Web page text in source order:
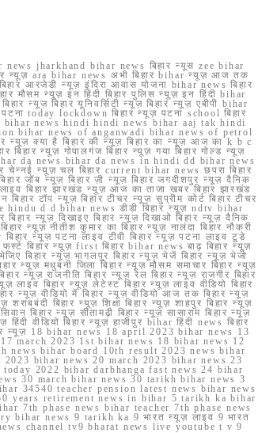
jharkhand bihar news बिहार न्यूस zee bihar
न्यूज़ ara bihar news अभी बिहार bihar न्यूज़ आज तक
आरजेडी न्यूज़ इंदिरा आवास योजना bihar news बिहार
मौसम न्यूज़ इन हिंदी बिहार पुलिस न्यूज़ इन हिंदी bihar
न्यूज़ बिहार यूनिवर्सिटी न्यूज़ बिहार न्यूज़ एबीपी bihar
today lockdown बिहार न्यूज़ पटना school बिहार
bihar news hindi hindi news bihar aaj tak hindi
bihar news of anganwadi bihar news of petrol
न्यूज़ क्या है बिहार की न्यूज़ बिहार का न्यूज़ आज का k b c
न्यूज़ गोपालगंज बिहार न्यूज़ गया बिहार गोल्ड न्यूज़
bihar da news bihar da news in hindi dd bihar news
चेन्नई न्यूज़ चल बिहार current bihar news छपरा बिहार
जॉब न्यूज़ बिहार ज़ी न्यूज़ बिहार जगदीशपुर न्यूज़ दैनिक
बिहार झारखंड न्यूज़ आज का ताजा खबर बिहार झारखंड
टॉप न्यूज़ बिहार टीचर न्यूज़ सुप्रीम कोर्ट बिहार टीचर
hindu d d bihar news डीडी बिहार न्यूज़ ndtv bihar
न्यूज़ दिखाइए बिहार न्यूज़ दिखाओ बिहार न्यूज़ दैनिक
न्यूज़ नीतीश कुमार का बिहार न्यूज़ नालंदा बिहार नौकरी
न्यूज़ पटना लाइव टीवी बिहार न्यूज़ पटना लाइव टुडे
बिहार न्यूज़ first बिहार bihar news बाढ़ बिहार न्यूज़
बिहार न्यूज़ भागलपुर बिहार न्यूज़ भेजें बिहार न्यूज़ भेजो
न्यूज़ मधुबनी जिला बिहार न्यूज़ मौसम समाचार बिहार न्यूज़
न्यूज़ राजनीति बिहार न्यूज़ रेल बिहार न्यूज़ राजगीर बिहार
लाइव बिहार न्यूज़ लेटेस्ट बिहार न्यूज़ लाइव वीडियो बिहार
न्यूज़ वीडियो में बिहार न्यूज़ वीडियो आज तक बिहार न्यूज़
बिहार न्यूज़ शिक्षा बिहार न्यूज़ शाहपुर बिहार न्यूज़
बिहार न्यूज़ सीतामढ़ी बिहार न्यूज़ सासाराम बिहार न्यूज़
वीडियो बिहार न्यूज़ हाजीपुर bihar हिंदी news बिहार
न्यूज़ 18 bihar news 18 april 2023 bihar news 13
march 2023 1st bihar news 18 bihar news 12
news bihar board 10th result 2023 news bihar
2023 bihar news 20 march 2023 bihar news 23
2022 bihar darbhanga fast news 24 bihar
30 march bihar news 30 tarikh bihar news 3
34540 teacher pension latest news bihar news
years retirement news in bihar 5 tarikh ka bihar
7th phase news bihar teacher 7th phase news
bihar news 9 tarikh ka 9 भारत न्यूज़ लाइव 9 भारत
channel tv9 bharat news live youtube t v 9